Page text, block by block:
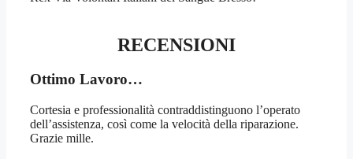
RECENSIONI
Ottimo Lavoro…
Cortesia e professionalità contraddistinguono l’operato
dell’assistenza, così come la velocità della riparazione.
Grazie mille.